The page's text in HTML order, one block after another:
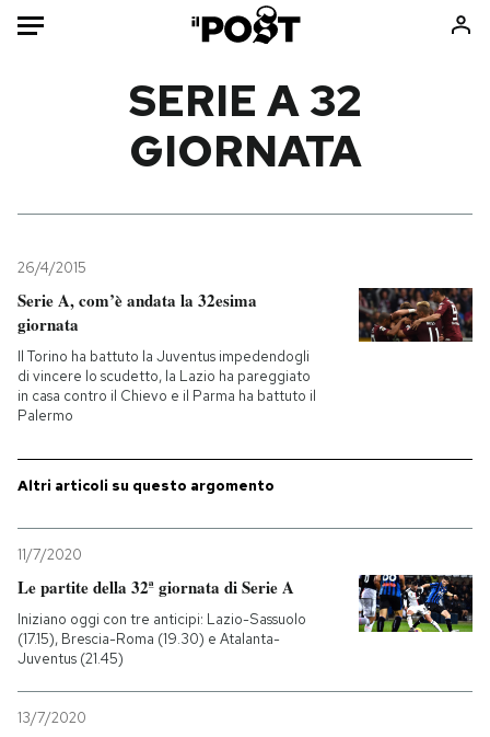
Mondo
Tecnologia
Internet
Cultura
Economia
Libri
Ok Boomer!
Europa
Altrecose
PODCAST
SERIE A 32
GIORNATA
26/4/2015
Serie A, com’è andata la 32esima
giornata
Il Torino ha battuto la Juventus impedendogli
di vincere lo scudetto, la Lazio ha pareggiato
in casa contro il Chievo e il Parma ha battuto il
Palermo
Altri articoli su questo argomento
11/7/2020
Le partite della 32ª giornata di Serie A
Iniziano oggi con tre anticipi: Lazio-Sassuolo
(17.15), Brescia-Roma (19.30) e Atalanta-
Juventus (21.45)
13/7/2020